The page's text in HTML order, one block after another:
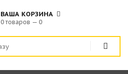
ВАША КОРЗИНА
0 товаров — 0